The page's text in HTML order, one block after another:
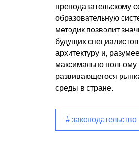
преподавательскому
образовательную
методик позволит
будущих
архитектуру и,
максимально полному
развивающегося
среды в стране.
# законодательство